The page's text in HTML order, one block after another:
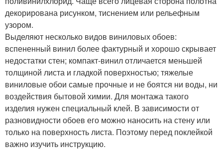
декорирована рисунком, тиснением или рельефным
узором.
Выделяют несколько видов виниловых обоев:
вспененный винил более фактурный и хорошо скрывает
недостатки стен; компакт-винил отличается меньшей
толщиной листа и гладкой поверхностью; тяжелые
виниловые обои самые прочные и не боятся ни воды, ни
воздействия бытовой химии. Для монтажа такого
изделия нужен специальный клей. В зависимости от
разновидности обоев его можно наносить на стену или
только на поверхность листа. Поэтому перед поклейкой
важно изучить инструкцию.